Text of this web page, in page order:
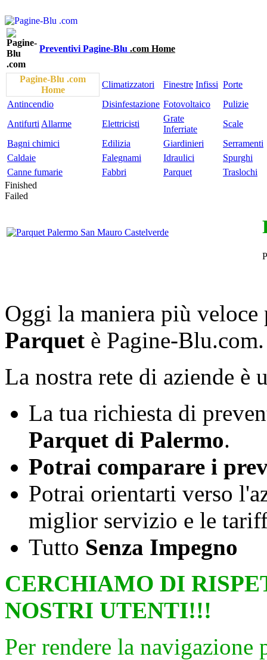
Preventivi Pagine-Blu .com Home
Pagine-Blu .com
Home
Climatizzatori Finestre Infissi Porte
Antincendio
Disinfestazione Fotovoltaico
Pulizie
Antifurti Allarme Elettricisti
Grate
Inferriate
Scale
Bagni chimici
Edilizia Giardinieri
Serramenti
Caldaie
Falegnami Idraulici
Spurghi
Canne fumarie
Fabbri Parquet
Traslochi
Finished
Failed
Oggi la maniera più
Parquet è Pagine-Blu.com.
La nostra rete di aziende è
La tua richiesta di
Parquet di Palermo.
Potrai comparare i
Potrai orientarti verso
miglior servizio e le
Tutto Senza Impegno
CERCHIAMO DI
NOSTRI UTENTI!!!
Per rendere la